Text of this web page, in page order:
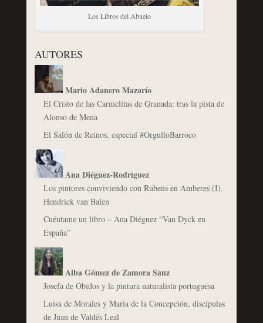
Los Libros del Abuelo
AUTORES
Mario Adanero Mazarío
El Cristo de las Carmelitas de Granada: tras la pista de
Alonso de Mena
El Salón de Reinos, especial #OrgulloBarroco
Ana Diéguez-Rodríguez
Los pintores conviviendo con Rubens en Amberes (I).
Hendrick van Balen
Cuéntame un libro – Ana Diéguez “Van Dyck en
España”
Alba Gómez de Zamora Sanz
Josefa de Óbidos y la pintura naturalista portuguesa
Luisa de Morales y María de la Concepción, discípulas
de Juan de Valdés Leal